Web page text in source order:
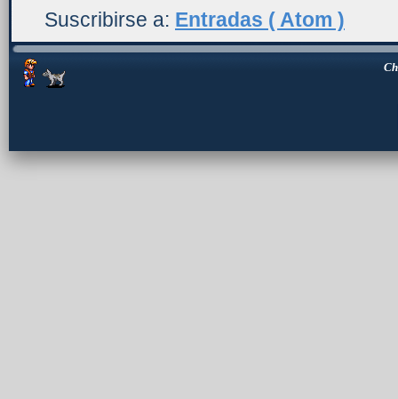
Suscribirse a: Entradas ( Atom )